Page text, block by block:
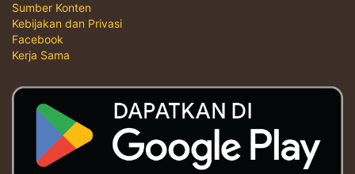
Sumber Konten
Kebijakan dan Privasi
Facebook
Kerja Sama